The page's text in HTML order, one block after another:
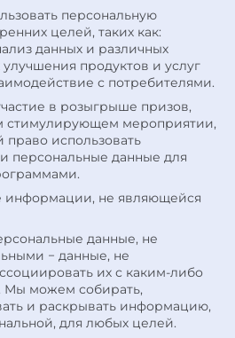
персональную
целей, таких как:
данных и различных
продуктов и услуг
с потребителями.
в розыгрыше призов,
стимулирующем мероприятии,
право использовать
персональные данные для
информации, не являющейся
данные, не
− данные, не
их с каким-либо
можем собирать,
и раскрывать информацию,
для любых целей.